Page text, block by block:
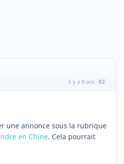
il y a 8 ans #2
une annonce sous la rubrique
en Chine. Cela pourrait